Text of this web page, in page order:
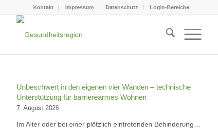
Kontakt Impressum Datenschutz Login-Bereiche
Unbeschwert in den eigenen vier Wänden – technische
Unterstützung für barrierearmes Wohnen
7. August 2026
Im Alter oder bei einer plötzlich eintretenden Behinderung…